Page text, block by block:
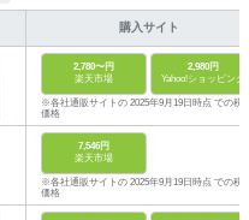
購入サイト
2,780〜円
楽天市場
2,980円
Yahoo!ショッピング
※各社通販サイトの 2025年9月19日時点 での税
価格
7,546円
楽天市場
※各社通販サイトの 2025年9月19日時点 での税
価格